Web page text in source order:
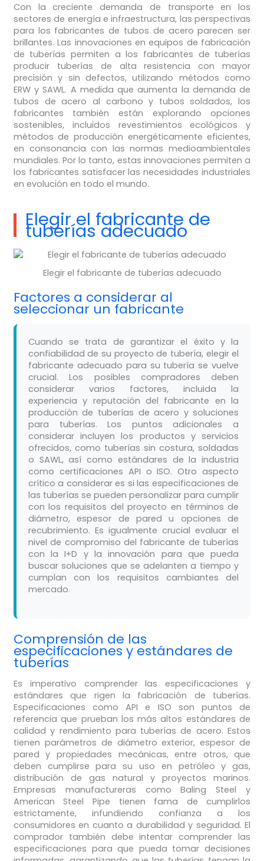
Con la creciente demanda de transporte en los
sectores de energía e infraestructura, las perspectivas
para los fabricantes de tubos de acero parecen ser
brillantes. Las innovaciones en equipos de fabricación
de tuberías permiten a los fabricantes de tuberías
producir tuberías de alta resistencia con mayor
precisión y sin defectos, utilizando métodos como
ERW y SAWL. A medida que aumenta la demanda de
tubos de acero al carbono y tubos soldados, los
fabricantes también están explorando opciones
sostenibles, incluidos revestimientos ecológicos y
métodos de producción energéticamente eficientes,
en consonancia con las normas medioambientales
mundiales. Por lo tanto, estas innovaciones permiten a
los fabricantes satisfacer las necesidades industriales
en evolución en todo el mundo.
Elegir el fabricante de
tuberías adecuado
Elegir el fabricante de tuberías adecuado
Factores a considerar al
seleccionar un fabricante
Cuando se trata de garantizar el éxito y la
confiabilidad de su proyecto de tubería, elegir el
fabricante adecuado para su tubería se vuelve
crucial. Los posibles compradores deben
considerar varios factores, incluida la
experiencia y reputación del fabricante en la
producción de tuberías de acero y soluciones
para tuberías. Los puntos adicionales a
considerar incluyen los productos y servicios
ofrecidos, como tuberías sin costura, soldadas
o SAWL, así como estándares de la industria
como certificaciones API o ISO. Otro aspecto
crítico a considerar es si las especificaciones de
las tuberías se pueden personalizar para cumplir
con los requisitos del proyecto en términos de
diámetro, espesor de pared u opciones de
recubrimiento. Es igualmente crucial evaluar el
nivel de compromiso del fabricante de tuberías
con la I+D y la innovación para que pueda
buscar soluciones que se adelanten a tiempo y
cumplan con los requisitos cambiantes del
mercado.
Comprensión de las
especificaciones y estándares de
tuberías
Es imperativo comprender las especificaciones y
estándares que rigen la fabricación de tuberías.
Especificaciones como API e ISO son puntos de
referencia que prueban los más altos estándares de
calidad y rendimiento para tuberías de acero. Estos
tienen parámetros de diámetro exterior, espesor de
pared y propiedades mecánicas, entre otros, que
deben cumplirse para su uso en petróleo y gas,
distribución de gas natural y proyectos marinos.
Empresas manufactureras como Baling Steel y
American Steel Pipe tienen fama de cumplirlos
estrictamente, infundiendo confianza a los
consumidores en cuanto a durabilidad y seguridad. El
comprador también debe intentar comprender las
especificaciones para que pueda tomar decisiones